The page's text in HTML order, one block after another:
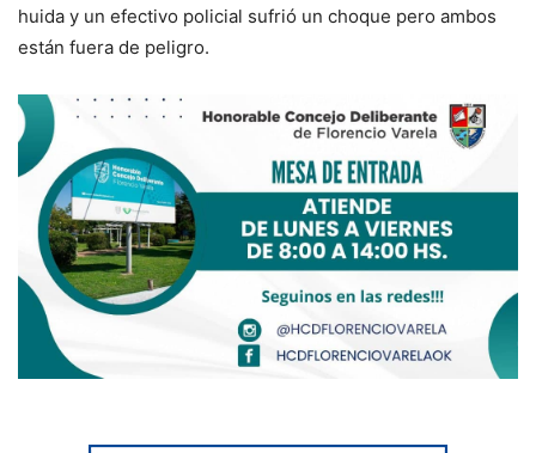
huida y un efectivo policial sufrió un choque pero ambos
están fuera de peligro.